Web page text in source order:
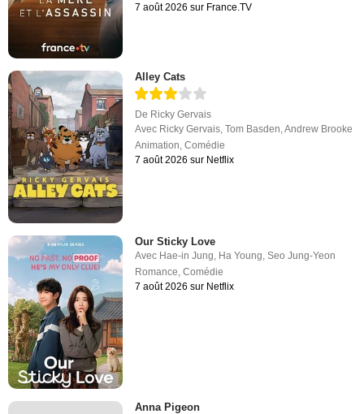
7 août 2026 sur France.TV
Alley Cats
De Ricky Gervais
Avec Ricky Gervais,Tom Basden,Andrew Brooke
Animation,Comédie
7 août 2026 sur Netflix
Our Sticky Love
Avec Hae-in Jung, Ha Young,Seo Jung-Yeon
Romance,Comédie
7 août 2026 sur Netflix
Anna Pigeon